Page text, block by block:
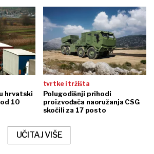
hrvatski
10
tvrtke i tržišta
Polugodišnji prihodi
proizvođača naoružanja CSG
skočili za 17 posto
UČITAJ VIŠE